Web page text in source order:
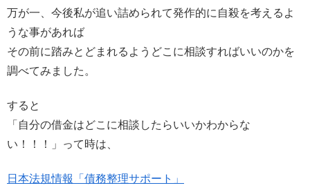
万が一、今後私が追い詰められて発作的に自殺を考えるよ
うな事があれば
その前に踏みとどまれるようどこに相談すればいいのかを
調べてみました。
すると
「自分の借金はどこに相談したらいいかわからな
い！！！」って時は、
日本法規情報「債務整理サポート」